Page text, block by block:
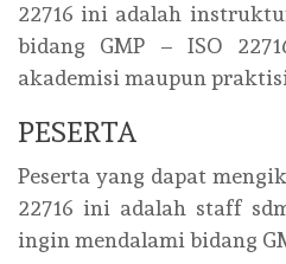
22716 ini adalah
bidang GMP – ISO
akademisi maupun
PESERTA
Peserta yang dapat
22716 ini adalah staff
ingin mendalami bidang